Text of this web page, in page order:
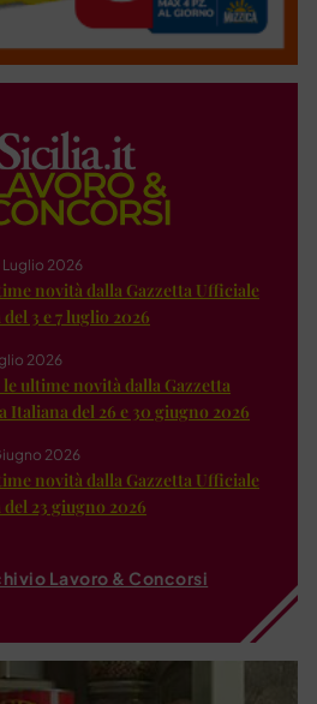
2026
novità dalla Gazzetta Ufficiale
3 e 7 luglio 2026
2026
ultime novità dalla Gazzetta
Italiana del 26 e 30 giugno 2026
2026
novità dalla Gazzetta Ufficiale
23 giugno 2026
Lavoro & Concorsi